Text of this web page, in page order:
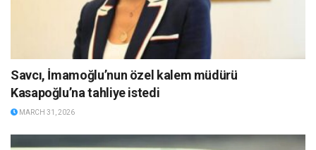
Savcı, İmamoğlu’nun özel kalem müdürü
Kasapoğlu’na tahliye istedi
MARCH 31, 2026